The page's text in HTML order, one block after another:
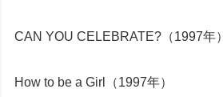
CAN YOU CELEBRATE?（1997年）
How to be a Girl（1997年）